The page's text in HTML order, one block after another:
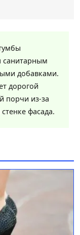
санитарным
добавками.
дорогой
порчи из-за
фасада.